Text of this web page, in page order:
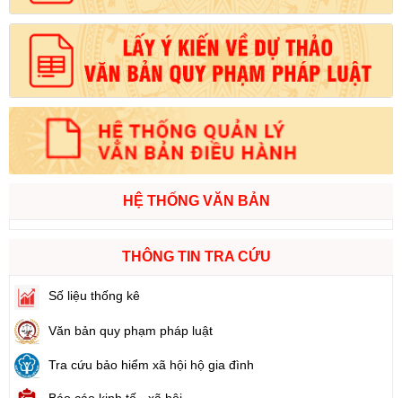
HỆ THỐNG VĂN BẢN
THÔNG TIN TRA CỨU
Số liệu thống kê
Văn bản quy phạm pháp luật
Tra cứu bảo hiểm xã hội hộ gia đình